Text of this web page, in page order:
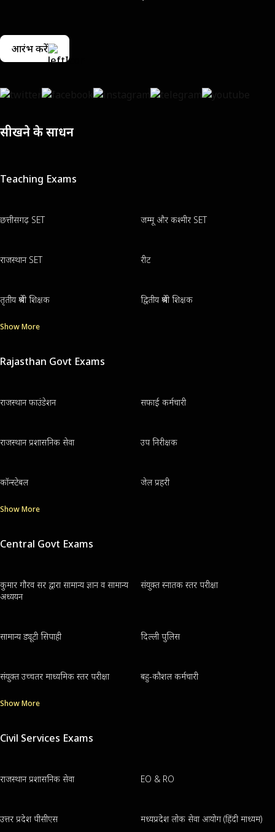
आरंभ करें
सीखने के साधन
Teaching Exams
छत्तीसगढ़ SET जम्मू और कश्मीर SET
राजस्थान SET रीट
तृतीय श्रेणी शिक्षक द्वितीय श्रेणी शिक्षक
Show More
Rajasthan Govt Exams
राजस्थान फाउंडेशन सफाई कर्मचारी
राजस्थान प्रशासनिक सेवा उप निरीक्षक
कॉन्स्टेबल जेल प्रहरी
Show More
Central Govt Exams
कुमार गौरव सर द्वारा सामान्य ज्ञान व सामान्य
अध्ययन
संयुक्त स्नातक स्तर परीक्षा
सामान्य ड्यूटी सिपाही दिल्ली पुलिस
संयुक्त उच्चतर माध्यमिक स्तर परीक्षा बहु-कौशल कर्मचारी
Show More
Civil Services Exams
राजस्थान प्रशासनिक सेवा EO & RO
उत्तर प्रदेश पीसीएस मध्यप्रदेश लोक सेवा आयोग (हिंदी माध्यम)